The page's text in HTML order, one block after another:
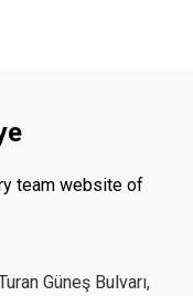
team website of
Güneş Bulvarı,